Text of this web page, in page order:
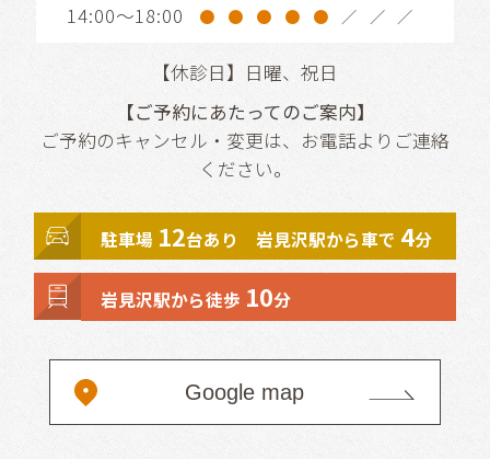
14:00～18:00 ● ● ● ● ● ／ ／ ／
【休診日】日曜、祝日
【ご予約にあたってのご案内】
ご予約のキャンセル・変更は、お電話よりご連絡
ください。
駐車場 12台あり 岩見沢駅から車で 4分
岩見沢駅から徒歩 10分
Google map